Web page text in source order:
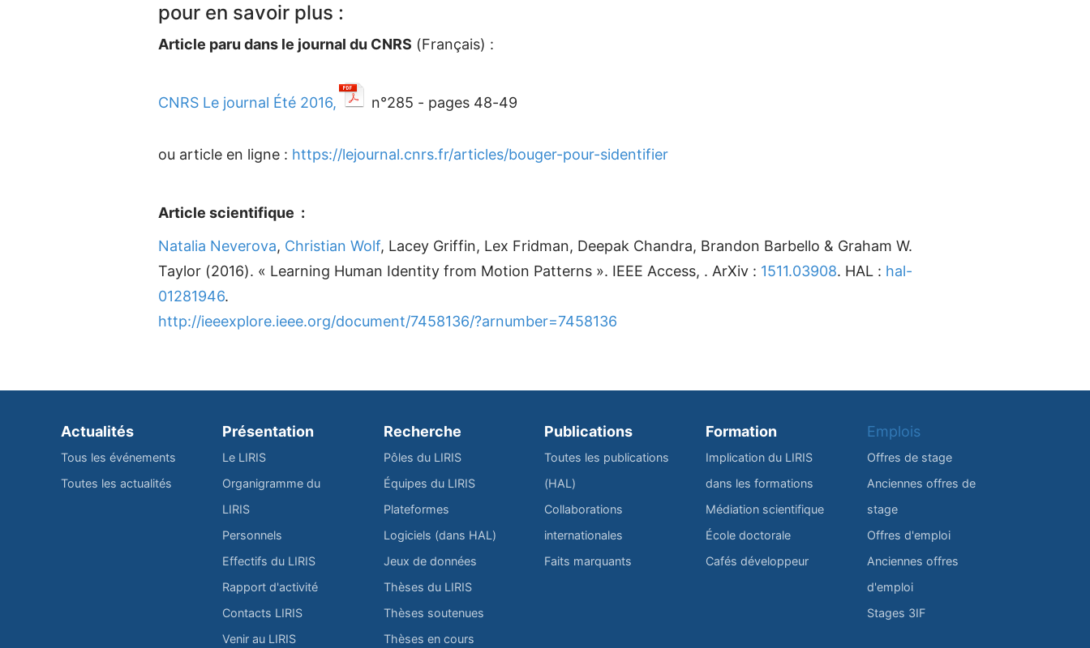
pour en savoir plus :
Article paru dans le journal du CNRS (Français) :
CNRS Le journal Été 2016, n°285 - pages 48-49
ou article en ligne : https://lejournal.cnrs.fr/articles/bouger-pour-sidentifier
Article scientifique :
Natalia Neverova, Christian Wolf, Lacey Griffin, Lex Fridman, Deepak Chandra, Brandon Barbello & Graham W.
Taylor (2016). « Learning Human Identity from Motion Patterns ». IEEE Access, . ArXiv : 1511.03908. HAL : hal-
01281946.
http://ieeexplore.ieee.org/document/7458136/?arnumber=7458136
Actualités
Tous les événements
Toutes les actualités
Présentation
Le LIRIS
Organigramme du
LIRIS
Personnels
Effectifs du LIRIS
Rapport d'activité
Contacts LIRIS
Venir au LIRIS
Recherche
Pôles du LIRIS
Équipes du LIRIS
Plateformes
Logiciels (dans HAL)
Jeux de données
Thèses du LIRIS
Thèses soutenues
Thèses en cours
Publications
Toutes les publications
(HAL)
Collaborations
internationales
Faits marquants
Formation
Implication du LIRIS
dans les formations
Médiation scientifique
École doctorale
Cafés développeur
Emplois
Offres de stage
Anciennes offres de
stage
Offres d'emploi
Anciennes offres
d'emploi
Stages 3IF